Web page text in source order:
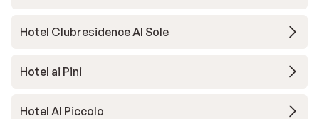
Hotel Clubresidence Al Sole
Hotel ai Pini
Hotel Al Piccolo